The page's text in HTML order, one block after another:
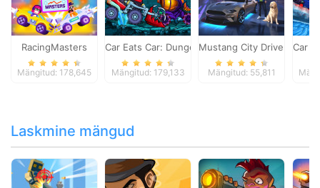
RacingMasters
Mängitud: 178,645
Car Eats Car: Dungeon Adventure
Mängitud: 179,133
Mustang City Driver
Mängitud: 55,811
Car
Laskmine mängud